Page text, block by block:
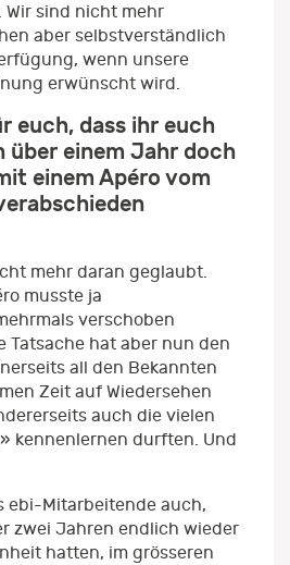
sind nicht mehr
aber selbstverständlich
wenn unsere
erwünscht wird.
euch, dass ihr euch
über einem Jahr doch
einem Apéro vom
mehr daran geglaubt.
musste ja
verschoben
Tatsache hat aber nun den
all den Bekannten
Zeit auf Wiedersehen
auch die vielen
kennenlernen durften. Und
ebi-Mitarbeitende auch,
zwei Jahren endlich wieder
hatten, im grösseren